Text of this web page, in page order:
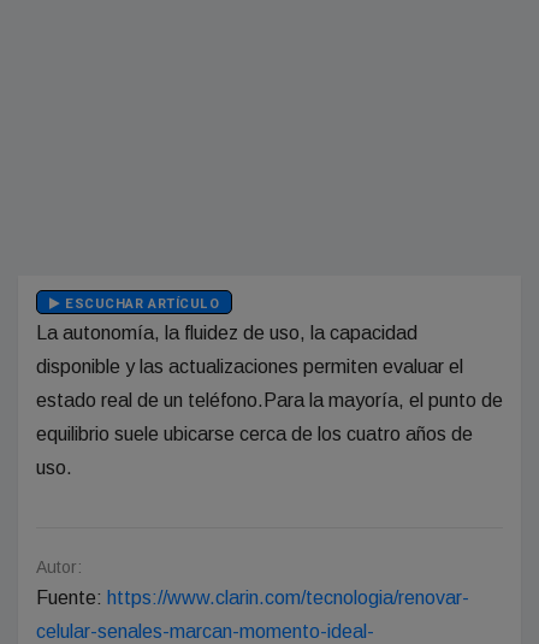
ESCUCHAR ARTÍCULO
La autonomía, la fluidez de uso, la capacidad
disponible y las actualizaciones permiten evaluar el
estado real de un teléfono.Para la mayoría, el punto de
equilibrio suele ubicarse cerca de los cuatro años de
uso.
Autor:
Fuente: https://www.clarin.com/tecnologia/renovar-
celular-senales-marcan-momento-ideal-